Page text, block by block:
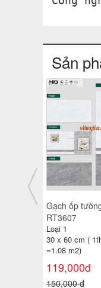
Sản
Gạch ốp
3671
Loại 1
30 x 60 cm (
=1.44 m2)
117,000đ
150,000 đ